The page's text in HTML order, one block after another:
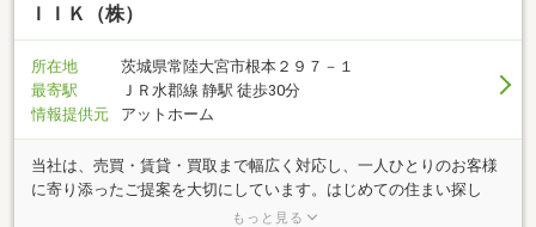
ＩＩＫ（株）
所在地
茨城県常陸大宮市根本２９７－１
最寄駅
ＪＲ水郡線 静駅 徒歩30分
情報提供元
アットホーム
当社は、売買・賃貸・買取まで幅広く対応し、一人ひとりのお客様
に寄り添ったご提案を大切にしています。はじめての住まい探し
も、住み替えも、相続や空き家のご相談も、専門用語をかみ砕いて
もっと見る